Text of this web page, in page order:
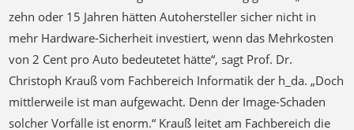
von 2 Cent pro Auto bedeutetet hätte“, sagt Prof. Dr.
Christoph Krauß vom Fachbereich Informatik der h_da. „Doch
mittlerweile ist man aufgewacht. Denn der Image-Schaden
solcher Vorfälle ist enorm.“ Krauß leitet am Fachbereich die
Forschungsgruppe „Applied Cyber Security Darmstadt“ und
koordiniert am Nationalen Forschungszentrum für